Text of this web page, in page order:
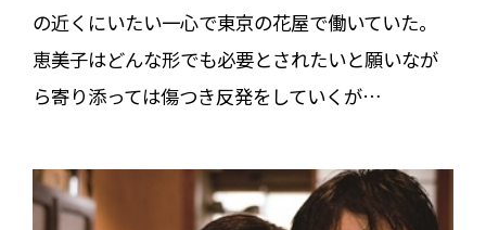
の近くにいたい一心で東京の花屋で働いていた。
恵美子はどんな形でも必要とされたいと願いなが
ら寄り添っては傷つき反発をしていくが…